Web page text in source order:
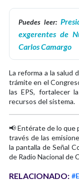
Puedes leer:
exgerentes de
Carlos Camargo
La reforma a la salud
trámite en el
las EPS, fortalecer
recursos del sistema.
📢 Entérate de lo que
través de las
la pantalla de Señal
de Radio Nacional de
RELACIONADO: